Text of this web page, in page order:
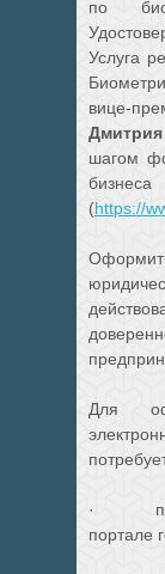
по
Услуга
вице-
шагом
(https://
Для
·
портале